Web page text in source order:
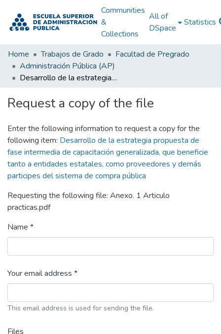
Communities
&
Collections
All of
DSpace
Statistics
Home Trabajos de Grado
Facultad de Pregrado
Administración Pública (AP)
Desarrollo de la estrategia propuesta de fase intermedia de capacitación generalizada, que beneficie tanto a entidades estatales, como proveedores y demás participes del sistema de compra pública
Request a copy of the file
Enter the following information to request a copy for the
following item: Desarrollo de la estrategia propuesta de
fase intermedia de capacitación generalizada, que beneficie
tanto a entidades estatales, como proveedores y demás
participes del sistema de compra pública
Requesting the following file: Anexo. 1 Articulo
practicas.pdf
Name *
Your email address *
This email address is used for sending the file.
Files